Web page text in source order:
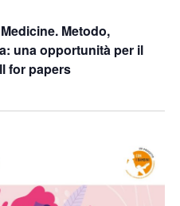
Metodo,
una opportunità per il
for papers